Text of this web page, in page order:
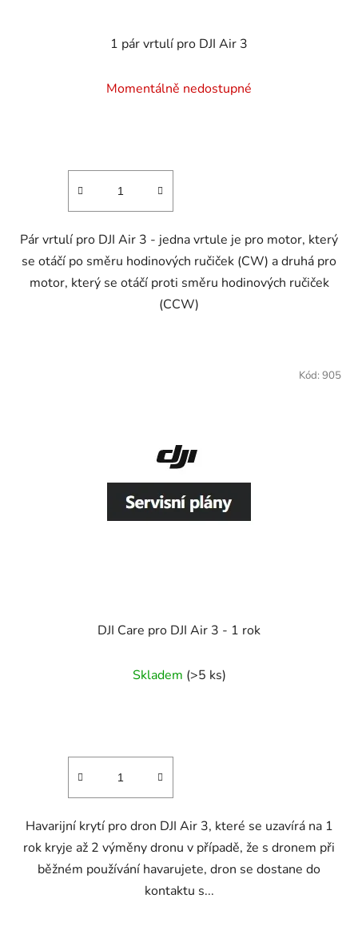
1 pár vrtulí pro DJI Air 3
Momentálně nedostupné
Pár vrtulí pro DJI Air 3 - jedna vrtule je pro motor, který
se otáčí po směru hodinových ručiček (CW) a druhá pro
motor, který se otáčí proti směru hodinových ručiček
(CCW)
DJI Care pro DJI Air 3 - 1 rok
Skladem (>5 ks)
Havarijní krytí pro dron DJI Air 3, které se uzavírá na 1
rok kryje až 2 výměny dronu v případě, že s dronem při
běžném používání havarujete, dron se dostane do
kontaktu s...
Kód: 905